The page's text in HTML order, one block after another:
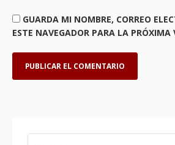
GUARDA MI NOMBRE, CORREO
ESTE NAVEGADOR PARA LA PRÓXIMA